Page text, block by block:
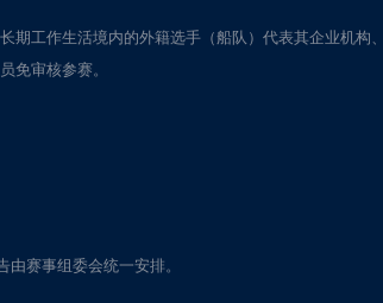
工作生活境内的外籍选手（船队）代表其企业机
免审核参赛。
赛事组委会统一安排。